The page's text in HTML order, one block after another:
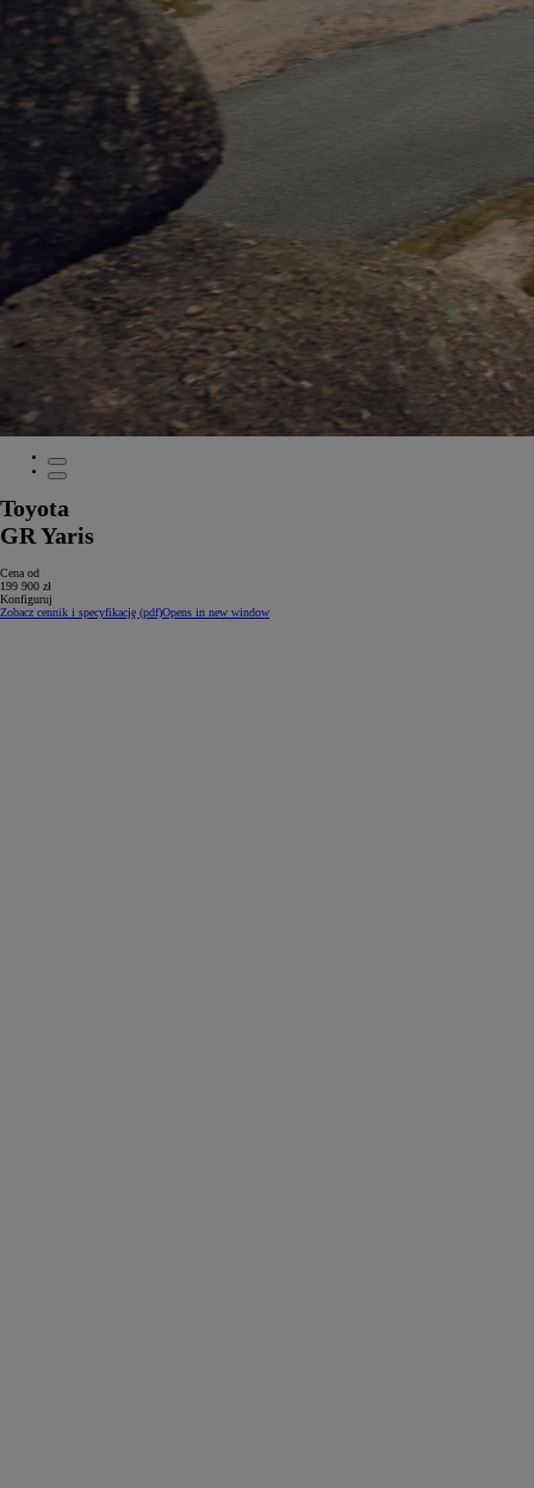
Toyota
GR Yaris
Cena od
199 900 zł
Konfiguruj
Zobacz cennik i specyfikację (pdf)Opens in new window